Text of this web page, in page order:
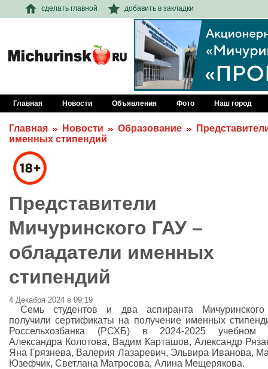
сделать главной добавить в закладки
Главная Новости Объявления Фото Наш город
Главная Новости Образование
именных стипендий
Представители
Мичуринского ГАУ –
обладатели именных
стипендий
4 Декабря 2024 в 09:19
Семь студентов и два аспиранта
получили сертификаты на получение именных
Россельхозбанка (РСХБ) в 2024-2025 учебном
Александра Колотова, Вадим Карташов, Александр
Яна Грязнева, Валерия Лазаревич, Эльвира Иванова,
Юзефчик, Светлана Матросова, Алина Мещерякова.